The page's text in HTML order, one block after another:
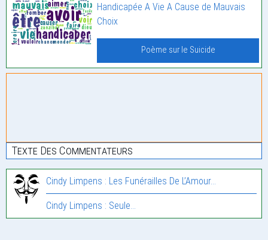
Handicapée A Vie A Cause de Mauvais
Choix
Poème sur le Suicide
Texte Des Commentateurs
Cindy Limpens : Les Funérailles De L’Amour…
Cindy Limpens : Seule…